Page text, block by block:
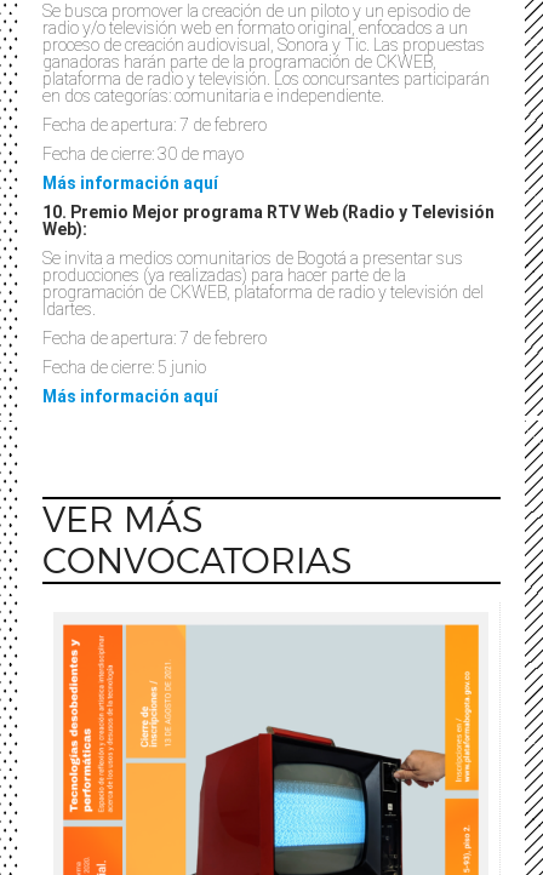
Se busca promover la creación de un piloto y un episodio de
radio y/o televisión web en formato original, enfocados a un
proceso de creación audiovisual, Sonora y Tic. Las propuestas
ganadoras harán parte de la programación de CKWEB,
plataforma de radio y televisión. Los concursantes participarán
en dos categorías: comunitaria e independiente.
Fecha de apertura: 7 de febrero
Fecha de cierre: 30 de mayo
Más información aquí
10. Premio Mejor programa RTV Web (Radio y Televisión
Web):
Se invita a medios comunitarios de Bogotá a presentar sus
producciones (ya realizadas) para hacer parte de la
programación de CKWEB, plataforma de radio y televisión del
Idartes.
Fecha de apertura: 7 de febrero
Fecha de cierre: 5 junio
Más información aquí
VER MÁS
CONVOCATORIAS